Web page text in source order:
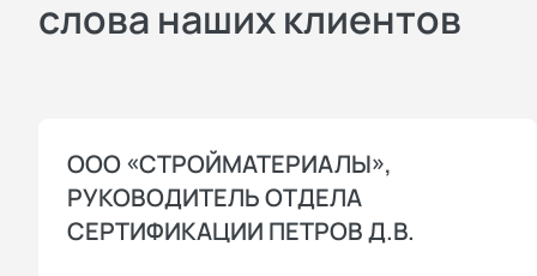
слова наших клиентов
ООО «СТРОЙМАТЕРИАЛЫ»,
РУКОВОДИТЕЛЬ ОТДЕЛА
СЕРТИФИКАЦИИ ПЕТРОВ Д.В.